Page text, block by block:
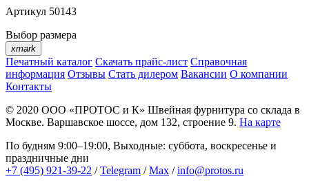
Артикул 50143
Выбор размера
xmark
Печатный каталог Скачать прайс-лист Справочная
информация Отзывы Стать дилером Вакансии О компании
Контакты
© 2020 ООО «ПРОТОС и К» Швейная фурнитура со склада в
Москве. Варшавское шоссе, дом 132, строение 9. На карте
По будням 9:00–19:00, Выходные: суббота, воскресенье и
праздничные дни
+7 (495) 921-39-22 /Telegram /Max /info@protos.ru